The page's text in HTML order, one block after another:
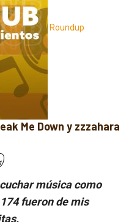
Roundup
Me Down y zzzahara
música como
fueron de mis